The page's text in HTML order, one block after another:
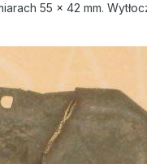
55 x 42 mm.